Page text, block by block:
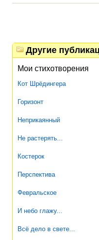
Другие
Мои стихотворения
Кот Шрёдингера
Горизонт
Неприкаянный
Не растерять...
Костерок
Перспектива
Февральское
И небо глажу...
Всё дело в свете...